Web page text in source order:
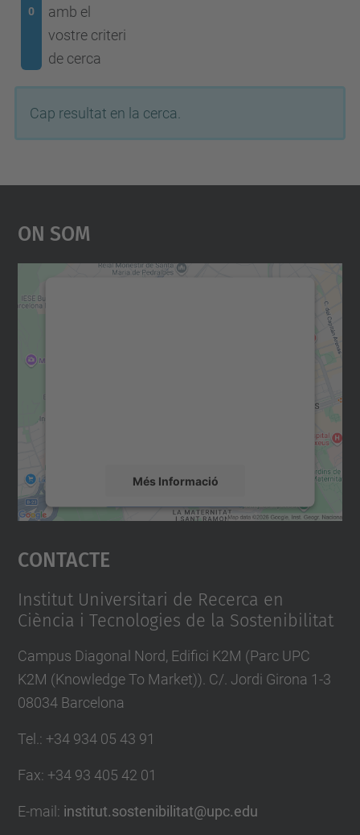
0
amb el
vostre criteri
de cerca
Cap resultat en la cerca.
On Som
Més Informació
Accepta
powered by
Contacte
Institut Universitari de Recerca en
Ciència i Tecnologies de la Sostenibilitat
Campus Diagonal Nord, Edifici K2M (Parc UPC
K2M (Knowledge To Market)). C/. Jordi Girona 1-3
08034 Barcelona
Tel. : +34 934 05 43 91
Fax: +34 93 405 42 01
E-mail : institut.sostenibilitat@upc.edu